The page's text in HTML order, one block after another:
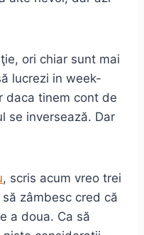
ori chiar sunt mai
lucrezi in week-
daca tinem cont de
se inversează. Dar
, scris acum vreo trei
zâmbesc cred că
a doua. Ca să